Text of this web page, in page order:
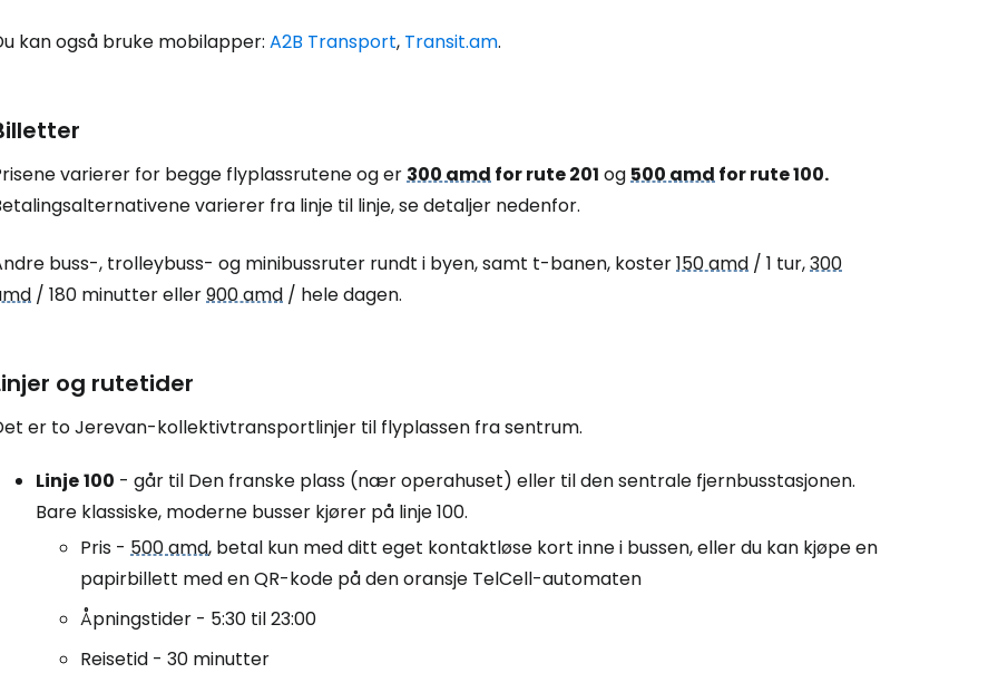
kan også bruke mobilapper: A2B Transport, Transit.am.
varierer for begge flyplassrutene og er300 amdfor rute 201 og500 amdfor rute 100.
varierer fra linje til linje, se detaljer nedenfor.
buss-, trolleybuss- og minibussruter rundt i byen, samt t-banen, koster150 amd / 1 tur,300
/ 180 minutter eller900 amd / hele dagen.
og rutetider
er to Jerevan-kollektivtransportlinjer til flyplassen fra sentrum.
Linje100 - går til Den franske plass (nær operahuset) eller til den sentrale fjernbusstasjonen.
Bare klassiske, moderne busser kjører på linje 100.
Pris - 500 amd, betal kun med ditt eget kontaktløse kort inne i bussen, eller du kan kjøpe en
papirbillett med en QR-kode på den oransje TelCell-automaten
Åpningstider - 5:30 til 23:00
Reisetid - 30 minutter